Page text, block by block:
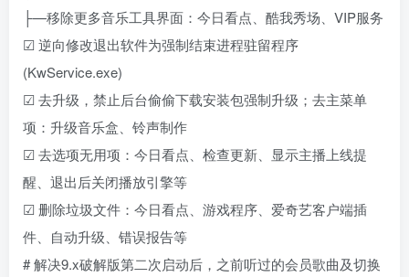
├—移除更多音乐工具界面：今日看点、酷我秀场、VIP服务
☑ 逆向修改退出软件为强制结束进程驻留程序
(KwService.exe)
☑ 去升级，禁止后台偷偷下载安装包强制升级；去主菜单
项：升级音乐盒、铃声制作
☑ 去选项无用项：今日看点、检查更新、显示主播上线提
醒、退出后关闭播放引擎等
☑ 删除垃圾文件：今日看点、游戏程序、爱奇艺客户端插
件、自动升级、错误报告等
# 解决9.x破解版第二次启动后，之前听过的会员歌曲及切换